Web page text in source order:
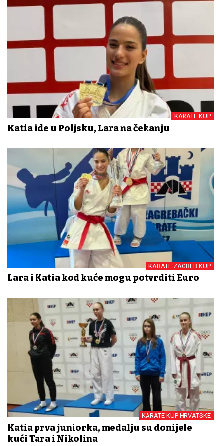
KARATE KUP
Katia ide u Poljsku, Lara na čekanju
KARATE ZAGREB KUP
Lara i Katia kod kuće mogu potvrditi Euro
KARATE KUP HRVATSKE
Katia prva juniorka, medalju su donijele
kući Tara i Nikolina